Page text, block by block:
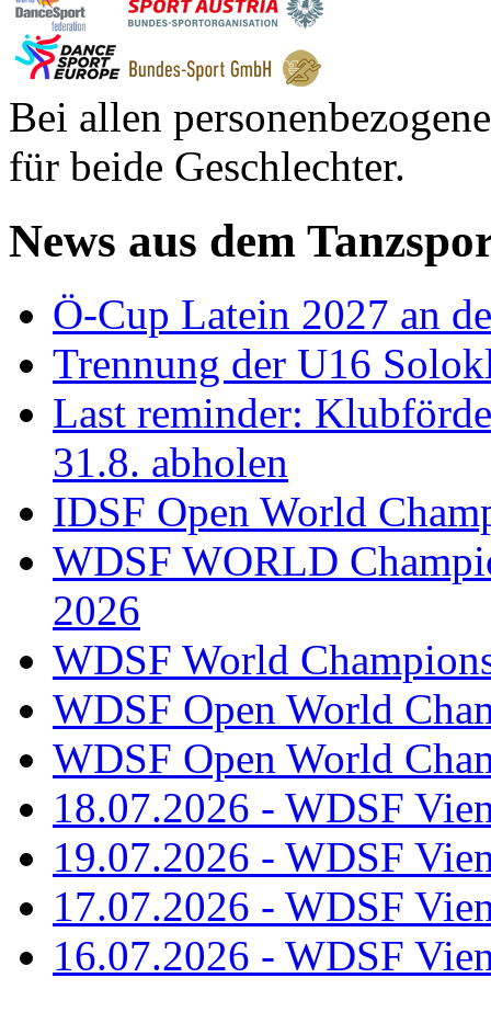
Bei allen
für beide Geschlechter.
News aus dem
Ö-Cup Latein 2027 an
Trennung der U16
Last reminder:
31.8. abholen
IDSF Open World
WDSF WORLD
2026
WDSF World
WDSF Open World
WDSF Open World
18.07.2026 - WDSF
19.07.2026 - WDSF
17.07.2026 - WDSF
16.07.2026 - WDSF